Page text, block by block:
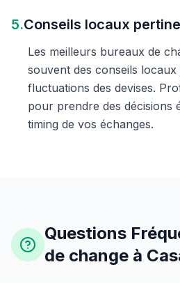
5.Conseils locaux
Les meilleurs bureaux de
souvent des conseils
fluctuations des devises.
pour prendre des décisions
timing de vos échanges.
Questions
de change à